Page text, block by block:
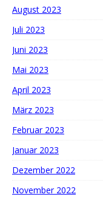
August 2023
Juli 2023
Juni 2023
Mai 2023
April 2023
März 2023
Februar 2023
Januar 2023
Dezember 2022
November 2022